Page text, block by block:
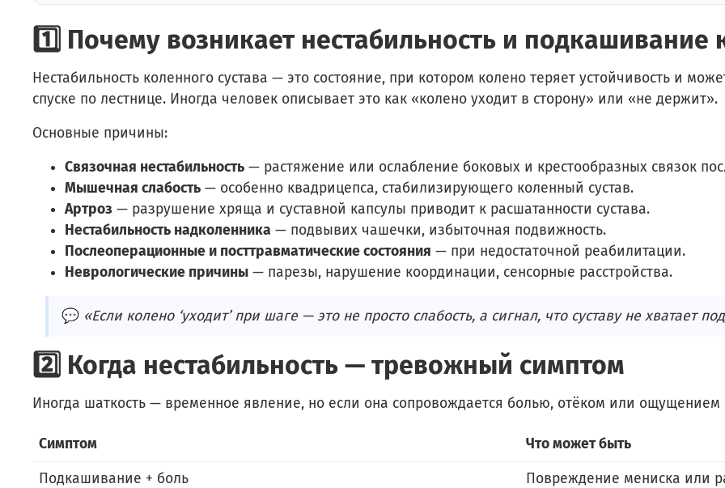
1️⃣ Почему возникает нестабильность и подкашивание
Нестабильность коленного сустава — это состояние, при котором колено теряет устойчивость и
спуске по лестнице. Иногда человек описывает это как «колено уходит в сторону» или «не держит».
Основные причины:
Связочная нестабильность — растяжение или ослабление боковых и крестообразных связок
Мышечная слабость — особенно квадрицепса, стабилизирующего коленный сустав.
Артроз — разрушение хряща и суставной капсулы приводит к расшатанности сустава.
Нестабильность надколенника — подвывих чашечки, избыточная подвижность.
Послеоперационные и посттравматические состояния — при недостаточной реабилитации.
Неврологические причины — парезы, нарушение координации, сенсорные расстройства.
💬 «Если колено ‘уходит’ при шаге — это не просто слабость, а сигнал, что суставу не хватает
2️⃣ Когда нестабильность — тревожный симптом
Иногда шаткость — временное явление, но если она сопровождается болью, отёком или ощущением
Симптом Что может быть
Подкашивание + боль Повреждение мениска или